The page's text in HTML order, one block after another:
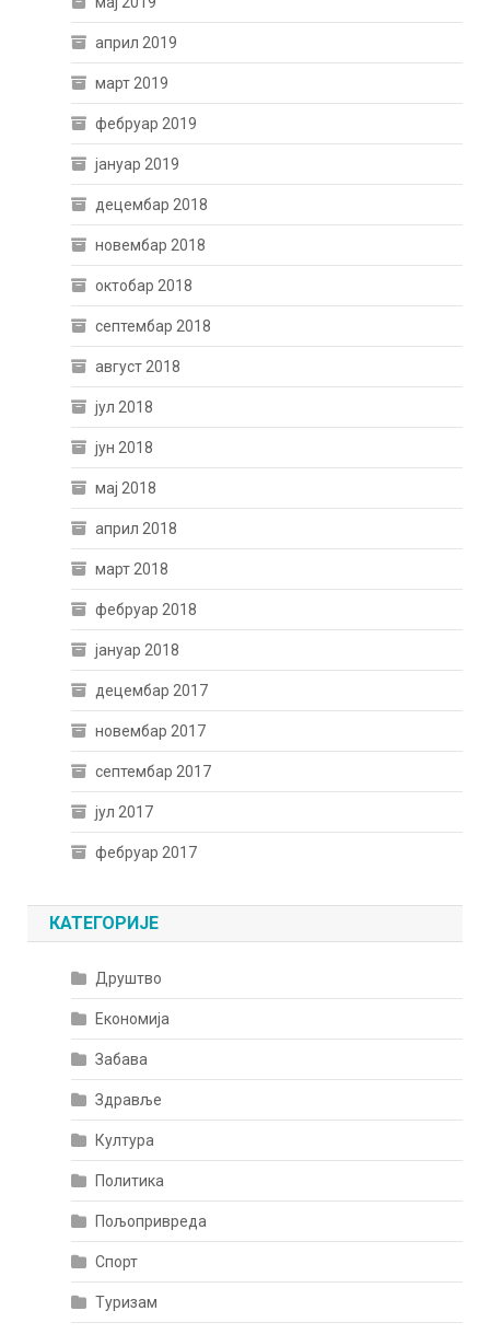
април 2019
март 2019
фебруар 2019
јануар 2019
децембар 2018
новембар 2018
октобар 2018
септембар 2018
август 2018
јул 2018
јун 2018
мај 2018
април 2018
март 2018
фебруар 2018
јануар 2018
децембар 2017
новембар 2017
септембар 2017
јул 2017
фебруар 2017
КАТЕГОРИЈЕ
Друштво
Економија
Забава
Здравље
Култура
Политика
Пољопривреда
Спорт
Туризам